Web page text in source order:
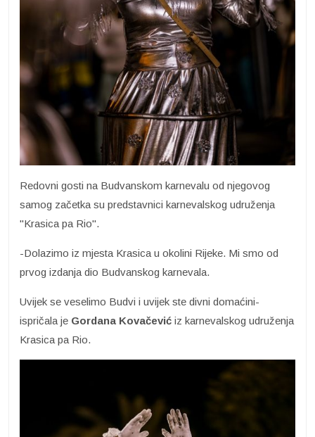
Redovni gosti na Budvanskom karnevalu od njegovog
samog začetka su predstavnici karnevalskog udruženja
"Krasica pa Rio".
-Dolazimo iz mjesta Krasica u okolini Rijeke. Mi smo od
prvog izdanja dio Budvanskog karnevala.
Uvijek se veselimo Budvi i uvijek ste divni domaćini-
ispričala je Gordana Kovačević iz karnevalskog udruženja
Krasica pa Rio.